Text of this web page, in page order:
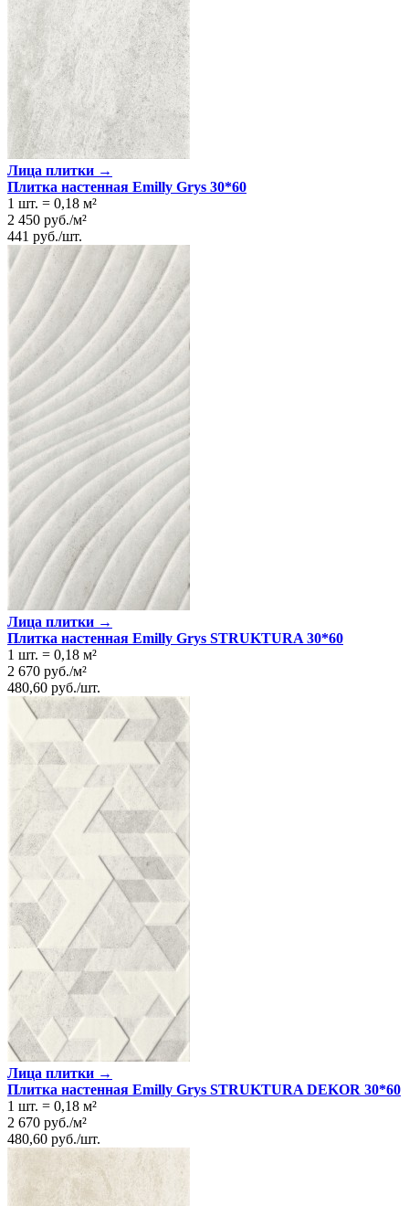
Лица плитки →
Плитка настенная Emilly Grys 30*60
1 шт. = 0,18 м²
2 450 руб./м²
441 руб./шт.
Лица плитки →
Плитка настенная Emilly Grys STRUKTURA 30*60
1 шт. = 0,18 м²
2 670 руб./м²
480,60 руб./шт.
Лица плитки →
Плитка настенная Emilly Grys STRUKTURA DEKOR 30*60
1 шт. = 0,18 м²
2 670 руб./м²
480,60 руб./шт.